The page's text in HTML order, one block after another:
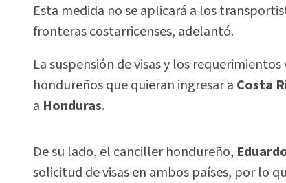
Esta medida no se aplicará a los
fronteras costarricenses, adelantó.
La suspensión de visas y los
hondureños que quieran ingresar a Costa
a Honduras.
De su lado, el canciller hondureño,
solicitud de visas en ambos países, por lo